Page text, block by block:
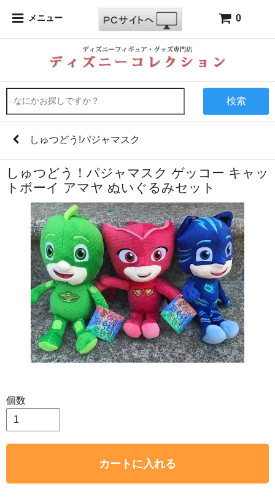
メニュー 0
検索
しゅつどう!パジャマスク
しゅつどう！パジャマスク ゲッコー キャッ
トボーイ アマヤ ぬいぐるみセット
個数
カートに入れる